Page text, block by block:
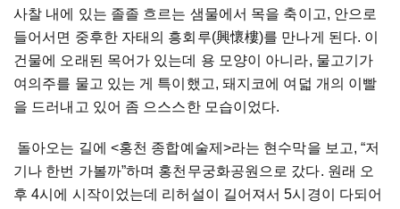
사찰 내에 있는 졸졸 흐르는 샘물에서 목을 축이고, 안으로
들어서면 중후한 자태의 흥회루(興懷樓)를 만나게 된다. 이
건물에 오래된 목어가 있는데 용 모양이 아니라, 물고기가
여의주를 물고 있는 게 특이했고, 돼지코에 여덟 개의 이빨
을 드러내고 있어 좀 으스스한 모습이었다.
돌아오는 길에 <홍천 종합예술제>라는 현수막을 보고, “저
기나 한번 가볼까”하며 홍천무궁화공원으로 갔다. 원래 오
후 4시에 시작이었는데 리허설이 길어져서 5시경이 다되어